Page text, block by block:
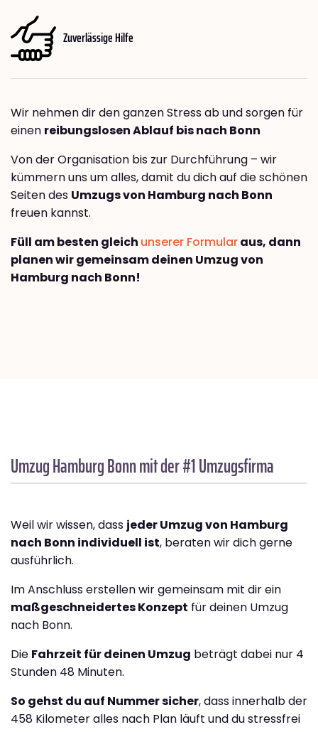
Zuverlässige Hilfe
Wir nehmen dir den ganzen Stress ab und sorgen für
einen reibungslosen Ablauf bis nach Bonn
Von der Organisation bis zur Durchführung – wir
kümmern uns um alles, damit du dich auf die schönen
Seiten des Umzugs von Hamburg nach Bonn
freuen kannst.
Füll am besten gleich unserer Formularaus, dann
planen wir gemeinsam deinen Umzug von
Hamburg nach Bonn!
Umzug HamburgBonnmit der #1 Umzugsfirma
Weil wir wissen, dass jeder Umzug von Hamburg
nach Bonn individuell ist, beraten wir dich gerne
ausführlich.
Im Anschluss erstellen wir gemeinsam mit dir ein
maßgeschneidertes Konzept für deinen Umzug
nach Bonn.
Die Fahrzeit für deinen Umzug beträgt dabei nur 4
Stunden 48 Minuten.
So gehst du auf Nummer sicher, dass innerhalb der
458 Kilometer alles nach Plan läuft und du stressfrei